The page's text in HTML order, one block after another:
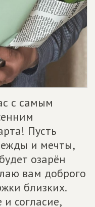
с самым
Пусть
и мечты,
озарён
вам доброго
близких.
согласие,